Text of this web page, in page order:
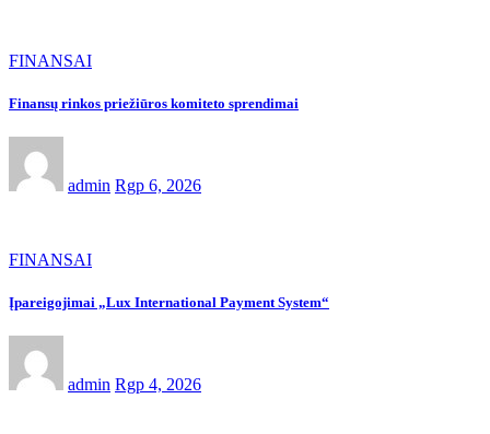
FINANSAI
Finansų rinkos priežiūros komiteto sprendimai
admin Rgp 6, 2026
FINANSAI
Įpareigojimai „Lux International Payment System“
admin Rgp 4, 2026